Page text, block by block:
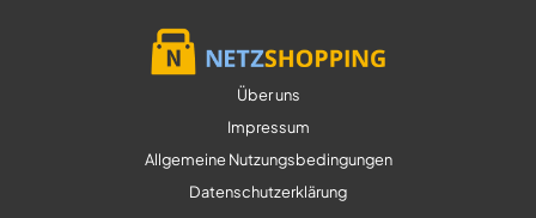
Über uns
Impressum
Allgemeine Nutzungsbedingungen
Datenschutzerklärung